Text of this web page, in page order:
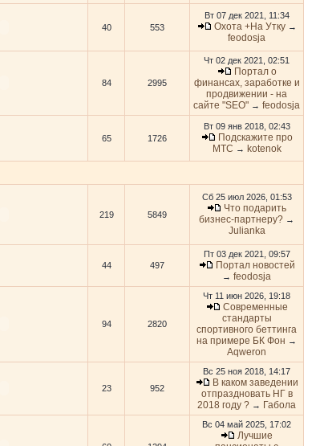
40 553
Вт 07 дек 2021, 11:34
Охота +На Утку→
feodosja
84 2995
Чт 02 дек 2021, 02:51
Портал о
финансах, заработке и
продвижении - на
сайте "SEO" → feodosja
65 1726
Вт 09 янв 2018, 02:43
Подскажите про
МТС → kotenok
219 5849
Сб 25 июл 2026, 01:53
Что подарить
бизнес-партнеру? →
Julianka
44 497
Пт 03 дек 2021, 09:57
Портал новостей
→ feodosja
94 2820
Чт 11 июн 2026, 19:18
Современные
стандарты
спортивного беттинга
на примере БК Фон →
Aqweron
23 952
Вс 25 ноя 2018, 14:17
В каком заведении
отпраздновать НГ в
2018 году ? → Габола
Вс 04 май 2025, 17:02
Лучшие